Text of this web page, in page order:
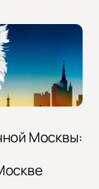
Москвы: